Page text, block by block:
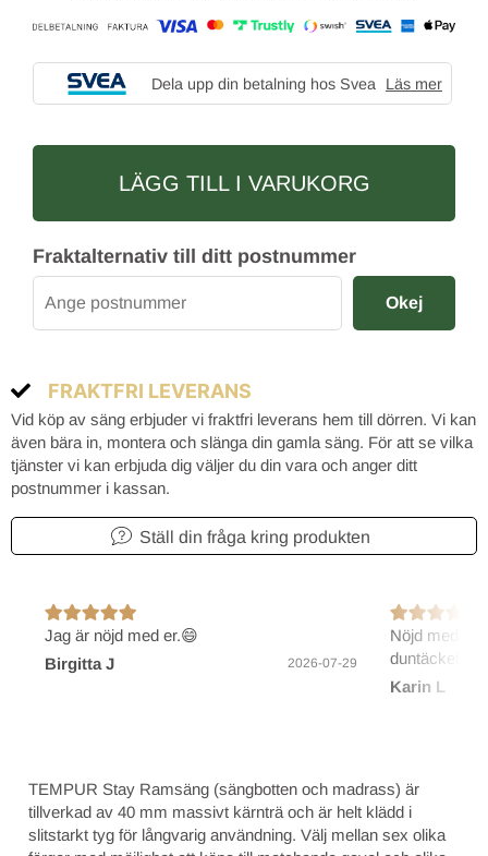
Jag är nöjd med er.😄
Birgitta J
2026-07-29
Nöjd med
duntäcket.
Karin L
TEMPUR Stay Ramsäng (sängbotten och madrass) är
tillverkad av 40 mm massivt kärnträ och är helt klädd i
slitstarkt tyg för långvarig användning. Välj mellan sex olika
Dela upp din betalning hos Svea Läs mer
LÄGG TILL I VARUKORG
Fraktalternativ till ditt postnummer
Okej
FRAKTFRI LEVERANS
Vid köp av säng erbjuder vi fraktfri leverans hem till dörren. Vi kan
även bära in, montera och slänga din gamla säng. För att se vilka
tjänster vi kan erbjuda dig väljer du din vara och anger ditt
postnummer i kassan.
Ställ din fråga kring produkten